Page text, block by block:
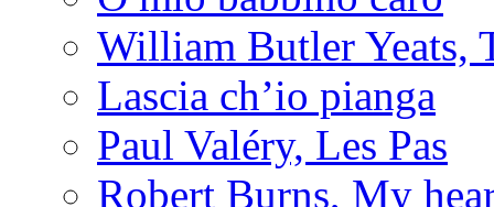
William Butler Yeats,
Lascia ch’io pianga
Paul Valéry, Les Pas
Robert Burns, My